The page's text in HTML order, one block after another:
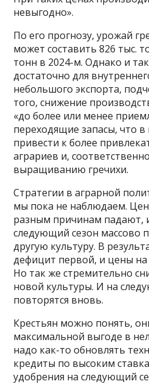
невыгодно».
По его прогнозу, урожай
может составить 826 тыс.
тонн в 2024-м. Однако и
достаточно для
небольшого экспорта,
того, снижение
«до более или менее
переходящие запасы, что
привести к более
аграриев и,
выращиванию гречихи.
Стратегии в аграрной
мы пока не наблюдаем.
разным причинам падают,
следующий сезон массово
другую культуру. В
дефицит первой, и цены на
Но так же стремительно
новой культуры. И на
повторятся вновь.
Крестьян можно понять,
максимальной выгоде в
надо как-то обновлять
кредиты по высоким
удобрения на следующий